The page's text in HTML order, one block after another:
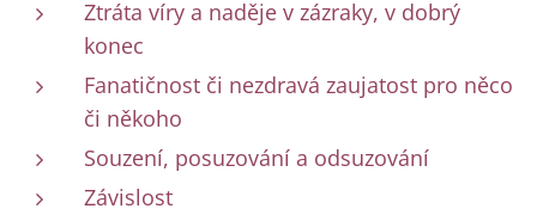
Ztráta víry a naděje v zázraky, v dobrý
konec
Fanatičnost či nezdravá zaujatost pro něco
či někoho
Souzení, posuzování a odsuzování
Závislost